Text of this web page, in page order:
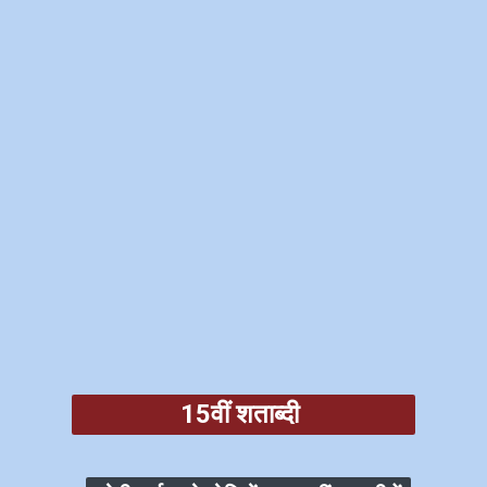
15वीं शताब्दी